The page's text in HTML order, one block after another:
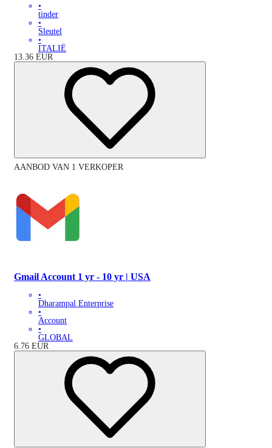
•
tinder
•
Sleutel
•
ITALIË
13.36 EUR
AANBOD VAN 1 VERKOPER
Gmail Account 1 yr - 10 yr | USA
•
Dharampal Enterprise
•
Account
•
GLOBAL
6.76 EUR